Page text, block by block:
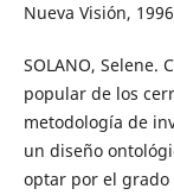
Nueva Visión,
SOLANO,
popular de los
metodología de
un diseño
optar por el